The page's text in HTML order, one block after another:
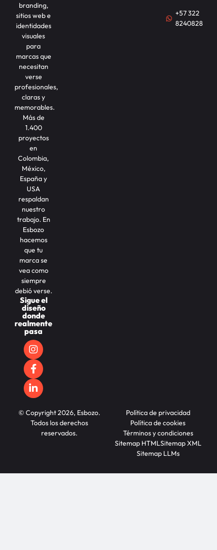
branding,
sitios web e
identidades
visuales
para
marcas que
necesitan
verse
profesionales,
claras y
memorables.
Más de
1.400
proyectos
en
Colombia,
México,
España y
USA
respaldan
nuestro
trabajo. En
Esbozo
hacemos
que tu
marca se
vea como
siempre
debió verse.
Sigue el
diseño
donde
realmente
pasa
+57 322
8240828
© Copyright 2026, Esbozo.
Todos los derechos
reservados.
Política de privacidad
Política de cookies
Términos y condiciones
Sitemap HTMLSitemap XML
Sitemap LLMs